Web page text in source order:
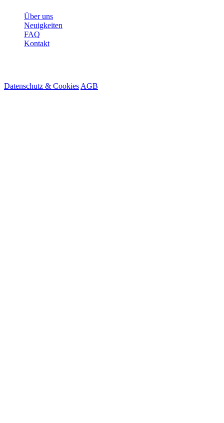
Über uns
Neuigkeiten
FAQ
Kontakt
Datenschutz & Cookies AGB